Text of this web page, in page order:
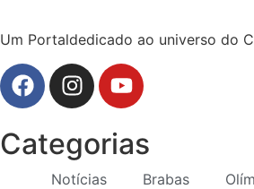
Um Portaldedicado ao universo do
Categorias
Notícias Brabas